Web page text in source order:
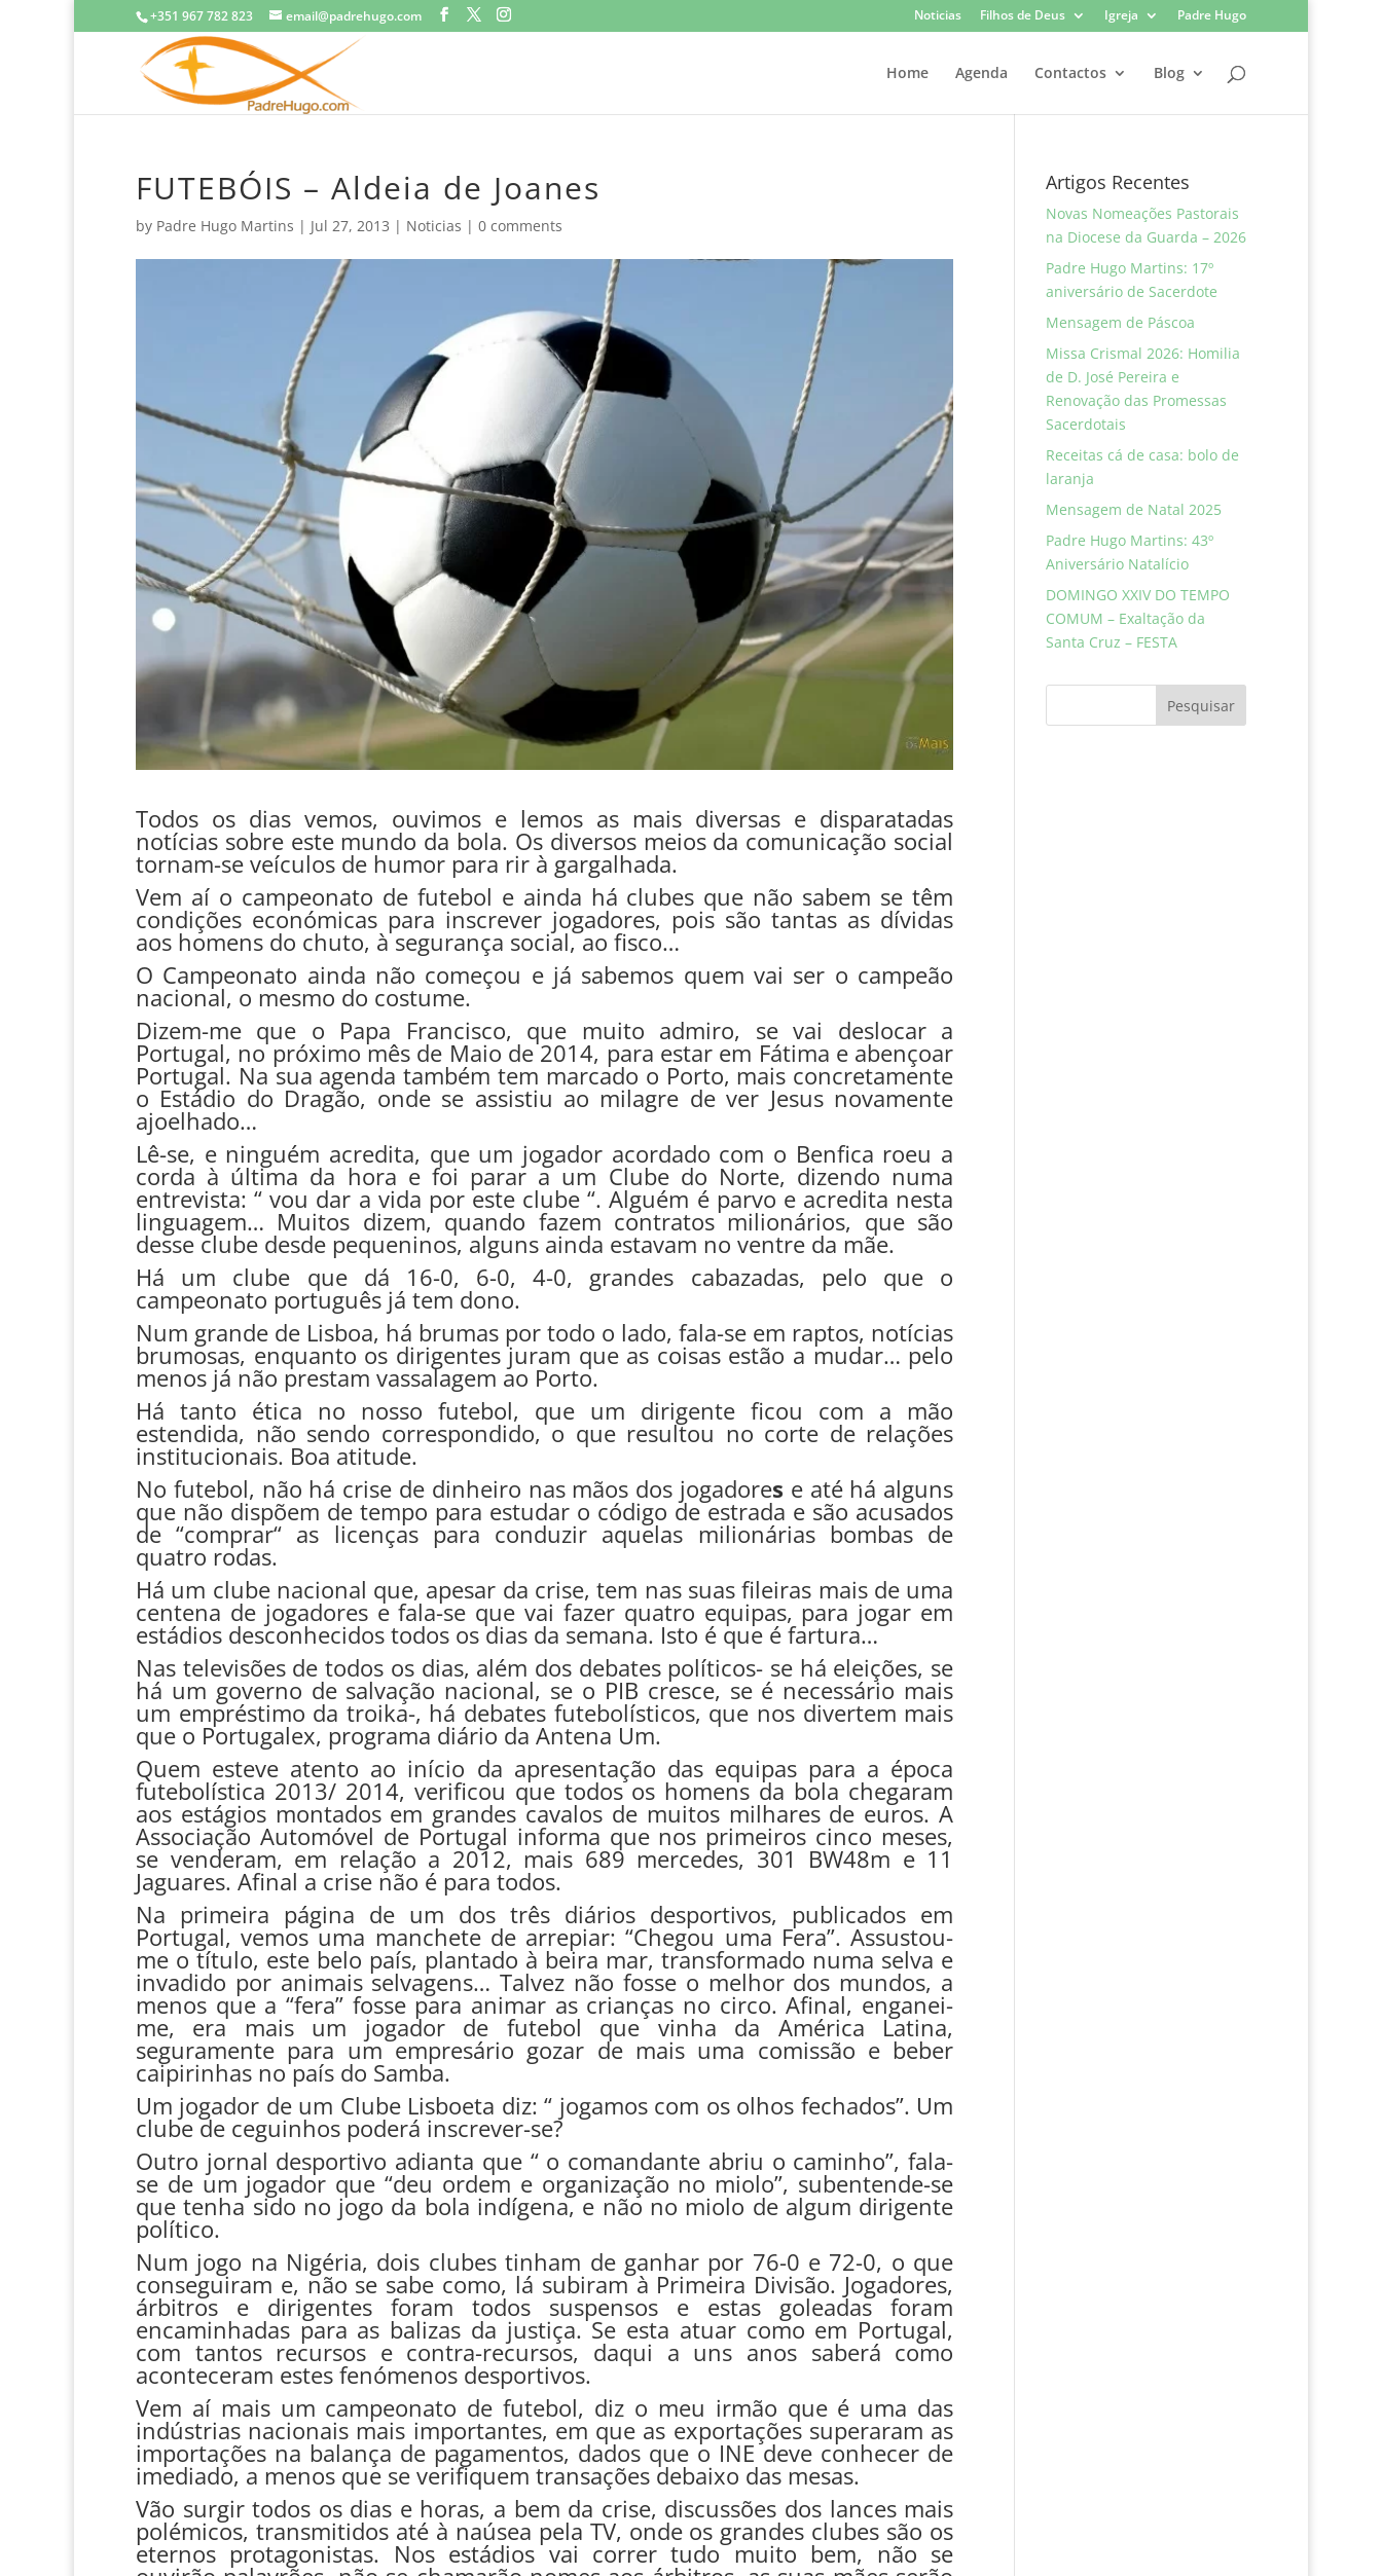
+351 967 782 823 email@padrehugo.com Noticias Filhos de Deus Igreja Padre Hugo
Home Agenda Contactos Blog
FUTEBÓIS – Aldeia de Joanes
by Padre Hugo Martins | Jul 27, 2013 | Noticias | 0 comments
Todos os dias vemos, ouvimos e lemos as mais diversas e disparatadas
notícias sobre este mundo da bola. Os diversos meios da comunicação social
tornam-se veículos de humor para rir à gargalhada.
Vem aí o campeonato de futebol e ainda há clubes que não sabem se têm
condições económicas para inscrever jogadores, pois são tantas as dívidas
aos homens do chuto, à segurança social, ao fisco…
O Campeonato ainda não começou e já sabemos quem vai ser o campeão
nacional, o mesmo do costume.
Dizem-me que o Papa Francisco, que muito admiro, se vai deslocar a
Portugal, no próximo mês de Maio de 2014, para estar em Fátima e abençoar
Portugal. Na sua agenda também tem marcado o Porto, mais concretamente
o Estádio do Dragão, onde se assistiu ao milagre de ver Jesus novamente
ajoelhado…
Lê-se, e ninguém acredita, que um jogador acordado com o Benfica roeu a
corda à última da hora e foi parar a um Clube do Norte, dizendo numa
entrevista: “ vou dar a vida por este clube “. Alguém é parvo e acredita nesta
linguagem… Muitos dizem, quando fazem contratos milionários, que são
desse clube desde pequeninos, alguns ainda estavam no ventre da mãe.
Há um clube que dá 16-0, 6-0, 4-0, grandes cabazadas, pelo que o
campeonato português já tem dono.
Num grande de Lisboa, há brumas por todo o lado, fala-se em raptos, notícias
brumosas, enquanto os dirigentes juram que as coisas estão a mudar… pelo
menos já não prestam vassalagem ao Porto.
Há tanto ética no nosso futebol, que um dirigente ficou com a mão
estendida, não sendo correspondido, o que resultou no corte de relações
institucionais. Boa atitude.
No futebol, não há crise de dinheiro nas mãos dos jogadores e até há alguns
que não dispõem de tempo para estudar o código de estrada e são acusados
de “comprar“ as licenças para conduzir aquelas milionárias bombas de
quatro rodas.
Há um clube nacional que, apesar da crise, tem nas suas fileiras mais de uma
centena de jogadores e fala-se que vai fazer quatro equipas, para jogar em
estádios desconhecidos todos os dias da semana. Isto é que é fartura…
Nas televisões de todos os dias, além dos debates políticos- se há eleições, se
há um governo de salvação nacional, se o PIB cresce, se é necessário mais
um empréstimo da troika-, há debates futebolísticos, que nos divertem mais
que o Portugalex, programa diário da Antena Um.
Quem esteve atento ao início da apresentação das equipas para a época
futebolística 2013/ 2014, verificou que todos os homens da bola chegaram
aos estágios montados em grandes cavalos de muitos milhares de euros. A
Associação Automóvel de Portugal informa que nos primeiros cinco meses,
se venderam, em relação a 2012, mais 689 mercedes, 301 BW48m e 11
Jaguares. Afinal a crise não é para todos.
Na primeira página de um dos três diários desportivos, publicados em
Portugal, vemos uma manchete de arrepiar: “Chegou uma Fera”. Assustou-
me o título, este belo país, plantado à beira mar, transformado numa selva e
invadido por animais selvagens… Talvez não fosse o melhor dos mundos, a
menos que a “fera” fosse para animar as crianças no circo. Afinal, enganei-
me, era mais um jogador de futebol que vinha da América Latina,
seguramente para um empresário gozar de mais uma comissão e beber
caipirinhas no país do Samba.
Um jogador de um Clube Lisboeta diz: “ jogamos com os olhos fechados”. Um
clube de ceguinhos poderá inscrever-se?
Outro jornal desportivo adianta que “ o comandante abriu o caminho”, fala-
se de um jogador que “deu ordem e organização no miolo”, subentende-se
que tenha sido no jogo da bola indígena, e não no miolo de algum dirigente
político.
Num jogo na Nigéria, dois clubes tinham de ganhar por 76-0 e 72-0, o que
conseguiram e, não se sabe como, lá subiram à Primeira Divisão. Jogadores,
árbitros e dirigentes foram todos suspensos e estas goleadas foram
encaminhadas para as balizas da justiça. Se esta atuar como em Portugal,
com tantos recursos e contra-recursos, daqui a uns anos saberá como
aconteceram estes fenómenos desportivos.
Vem aí mais um campeonato de futebol, diz o meu irmão que é uma das
indústrias nacionais mais importantes, em que as exportações superaram as
importações na balança de pagamentos, dados que o INE deve conhecer de
imediado, a menos que se verifiquem transações debaixo das mesas.
Vão surgir todos os dias e horas, a bem da crise, discussões dos lances mais
polémicos, transmitidos até à naúsea pela TV, onde os grandes clubes são os
eternos protagonistas. Nos estádios vai correr tudo muito bem, não se
Artigos Recentes
Novas Nomeações Pastorais
na Diocese da Guarda – 2026
Padre Hugo Martins: 17º
aniversário de Sacerdote
Mensagem de Páscoa
Missa Crismal 2026: Homilia
de D. José Pereira e
Renovação das Promessas
Sacerdotais
Receitas cá de casa: bolo de
laranja
Mensagem de Natal 2025
Padre Hugo Martins: 43º
Aniversário Natalício
DOMINGO XXIV DO TEMPO
COMUM – Exaltação da
Santa Cruz – FESTA
Pesquisar